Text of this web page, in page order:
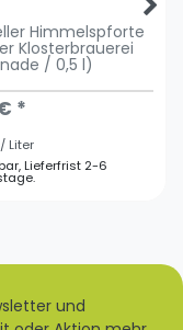
Himmelspforte
Klosterbrauerei
/ 0,5 l)
*
Liter
Lieferfrist 2-6
und